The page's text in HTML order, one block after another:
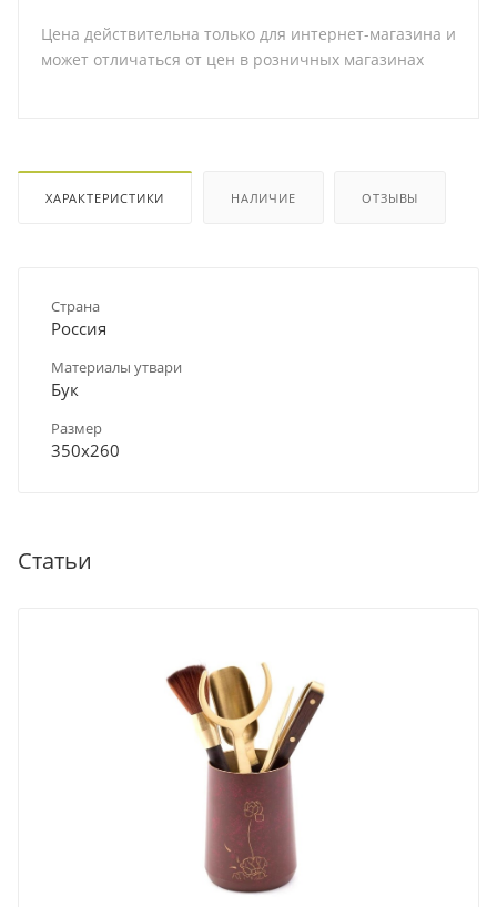
Цена действительна только для интернет-магазина и
может отличаться от цен в розничных магазинах
ХАРАКТЕРИСТИКИ НАЛИЧИЕ ОТЗЫВЫ
Страна
Россия
Материалы утвари
Бук
Размер
350х260
Статьи